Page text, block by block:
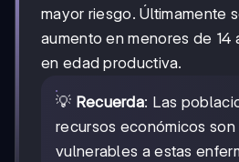
mayor riesgo. Últimamente
aumento en menores de 14
en edad productiva.
💡 Recuerda: Las
recursos económicos son
vulnerables a estas